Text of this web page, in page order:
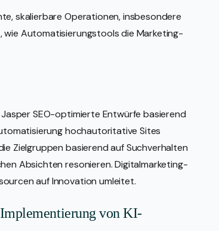
skalierbare Operationen, insbesondere
Automatisierungstools die Marketing-
SEO-optimierte Entwürfe basierend
hochautoritative Sites
Zielgruppen basierend auf Suchverhalten
Absichten resonieren. Digitalmarketing-
auf Innovation umleitet.
von KI-